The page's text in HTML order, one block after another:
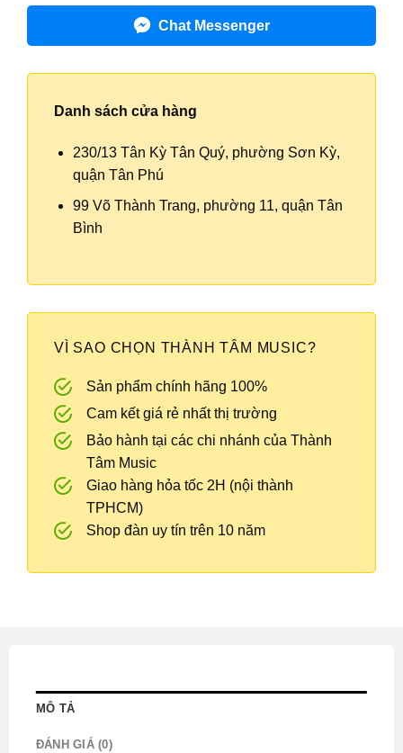
Chat Messenger
Danh sách cửa hàng
230/13 Tân Kỳ Tân Quý, phường Sơn Kỳ,
quận Tân Phú
99 Võ Thành Trang, phường 11, quận Tân
Bình
VÌ SAO CHỌN THÀNH TÂM MUSIC?
Sản phẩm chính hãng 100%
Cam kết giá rẻ nhất thị trường
Bảo hành tại các chi nhánh của Thành
Tâm Music
Giao hàng hỏa tốc 2H (nội thành
TPHCM)
Shop đàn uy tín trên 10 năm
MÔ TẢ
ĐÁNH GIÁ (0)